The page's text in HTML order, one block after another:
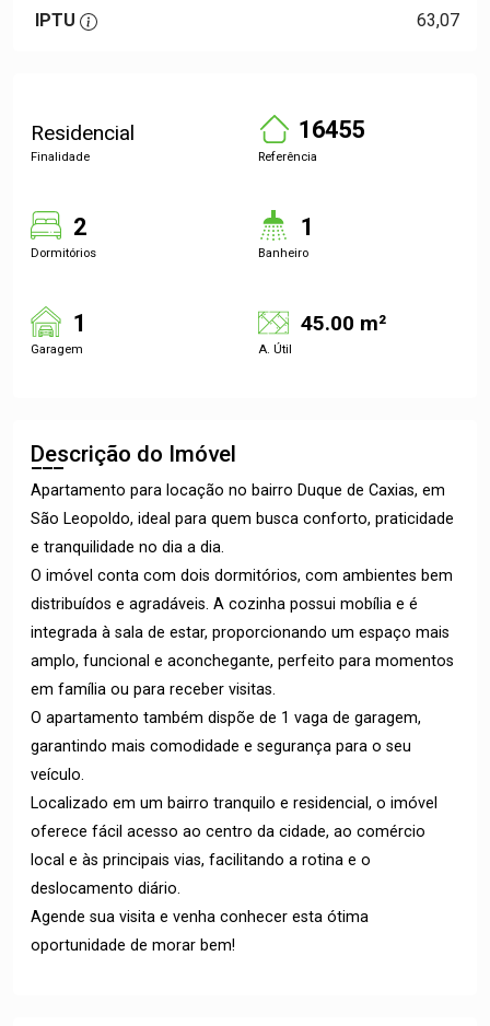
IPTU
63,07
Residencial
Finalidade
16455
Referência
2
Dormitórios
1
Banheiro
1
Garagem
45.00 m²
A. Útil
Descrição do Imóvel
Apartamento para locação no bairro Duque de Caxias, em
São Leopoldo, ideal para quem busca conforto, praticidade
e tranquilidade no dia a dia.
O imóvel conta com dois dormitórios, com ambientes bem
distribuídos e agradáveis. A cozinha possui mobília e é
integrada à sala de estar, proporcionando um espaço mais
amplo, funcional e aconchegante, perfeito para momentos
em família ou para receber visitas.
O apartamento também dispõe de 1 vaga de garagem,
garantindo mais comodidade e segurança para o seu
veículo.
Localizado em um bairro tranquilo e residencial, o imóvel
oferece fácil acesso ao centro da cidade, ao comércio
local e às principais vias, facilitando a rotina e o
deslocamento diário.
Agende sua visita e venha conhecer esta ótima
oportunidade de morar bem!